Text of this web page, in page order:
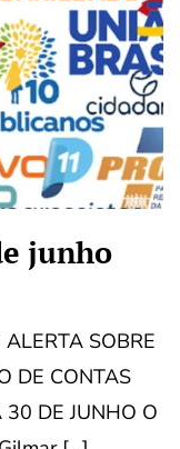
junho
SOBRE
DE CONTAS
DE JUNHO O